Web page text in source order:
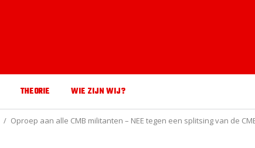
THEORIE WIE ZIJN WIJ?
Oproep aan alle CMB militanten – NEE tegen een splitsing van de